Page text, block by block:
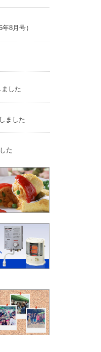
8月号）
した
ました
た